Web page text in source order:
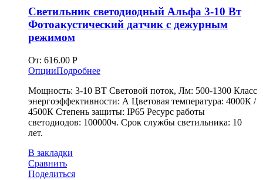
Светильник светодиодный Альфа 3-10 Вт
Фотоакустический датчик с дежурным
режимом
От: 616.00 Р
ОпцииПодробнее
Мощность: 3-10 ВТ Световой поток, Лм: 500-1300 Класс
энергоэффективности: А Цветовая температура: 4000К /
4500К Степень защиты: IP65 Ресурс работы
светодиодов: 100000ч. Срок службы светильника: 10
лет.
В закладки
Сравнить
Поделиться